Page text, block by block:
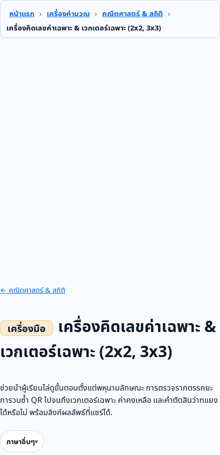
หน้าแรก › เครื่องคำนวณ › คณิตศาสตร์ & สถิติ ›
เครื่องคิดเลขค่าเฉพาะ & เวกเตอร์เฉพาะ (2x2, 3x3)
← คณิตศาสตร์ & สถิติ
เครื่องคิดเลขค่าเฉพาะ &
เวกเตอร์เฉพาะ (2x2, 3x3)
ช่วยนำผู้เรียนไล่ดูขั้นตอนตั้งแต่พหุนามลักษณะ การตรวจรากตรรกยะ
การวนซ้ำ QR ไปจนถึงเวกเตอร์เฉพาะ ค่าคงเหลือ และคำตัดสินว่าทแยง
ได้หรือไม่ พร้อมลิงก์ผลลัพธ์ที่แชร์ได้.
ภาษาอื่นๆ